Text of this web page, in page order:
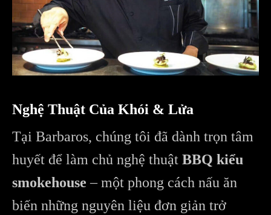
Nghệ Thuật Của Khói & Lửa
Tại Barbaros, chúng tôi đã dành trọn tâm
huyết để làm chủ nghệ thuật BBQ kiểu
smokehouse – một phong cách nấu ăn
biến những nguyên liệu đơn giản trở